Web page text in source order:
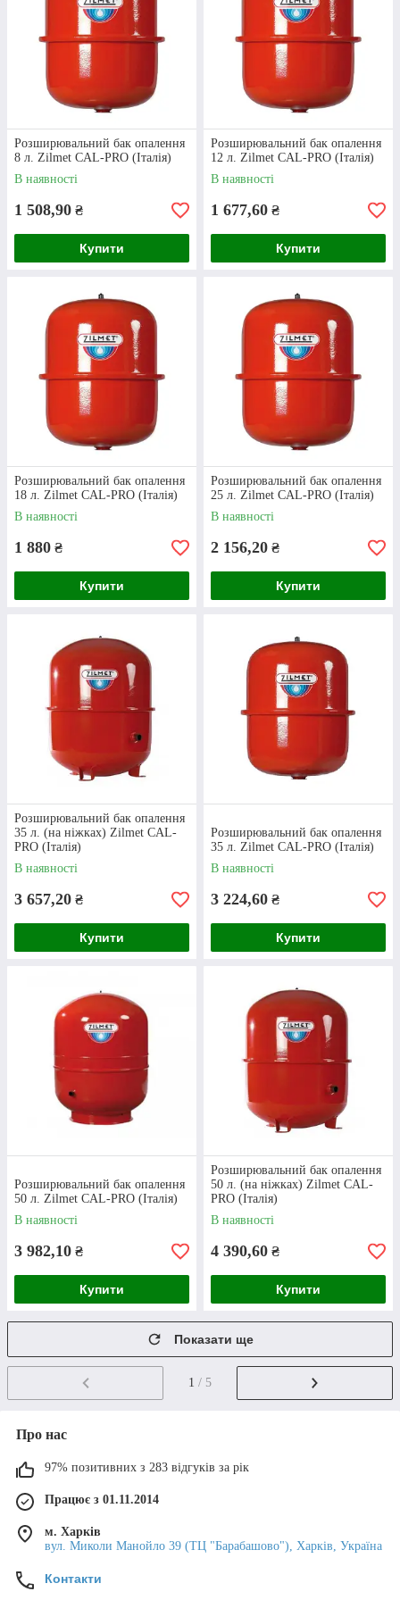
Ми пропонуємо виключно оригінальну та
сертифіковану продукцію. Якщо в процесі
експлуатації обладнання було виявлено
заводський брак, ми обміняємо пристрій або
забезпечимо його гарантійний ремонт.
Дiзнатися про нас бiльше
Як оформити замовлення? Коротка
інструкція
Оформлення покупки
Щоб купити розширювальний бак для
системи опалення, додайте потрібну модель у
кошик та вкажіть контактний номер телефону
у спеціальній формі.
Підтвердження
замовлення
Наш менеджер зв’яжеться з вами для
підтвердження замовлення та уточнення
даних, які необхідні для відправки товару.
Ви можете оплатити товар під час
пошті. Передоплата потрібна лише у деяких
випадках.
Доставка
України. Розширювальний бак для опалення в
Харкові можна забрати самостійно в день
покупки.
Доставка і оплата
Розширювальний бак опалення
8 л. Zilmet CAL-PRO (Італія)
В наявності
1 508,90 ₴
Купити
Розширювальний бак опалення
12 л. Zilmet CAL-PRO (Італія)
В наявності
1 677,60 ₴
Купити
Розширювальний бак опалення
18 л. Zilmet CAL-PRO (Італія)
В наявності
1 880 ₴
Купити
Розширювальний бак опалення
25 л. Zilmet CAL-PRO (Італія)
В наявності
2 156,20 ₴
Купити
Розширювальний бак опалення
35 л. (на ніжках) Zilmet CAL-
PRO (Італія)
В наявності
3 657,20 ₴
Купити
Розширювальний бак опалення
35 л. Zilmet CAL-PRO (Італія)
В наявності
3 224,60 ₴
Купити
Розширювальний бак опалення
50 л. Zilmet CAL-PRO (Італія)
В наявності
3 982,10 ₴
Купити
Розширювальний бак опалення
50 л. (на ніжках) Zilmet CAL-
PRO (Італія)
В наявності
4 390,60 ₴
Купити
Показати ще
1 / 5
Про нас
97% позитивних з 283 відгуків за рік
Працює з 01.11.2014
м. Харків
вул. Миколи Манойло 39 (ТЦ "Барабашово"), Харків, Україна
Контакти